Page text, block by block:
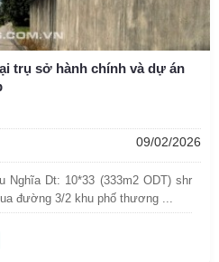
trụ sở hành chính và dự án
09/02/2026
Nghĩa Dt: 10*33 (333m2 ODT) shr
đường 3/2 khu phố thương ...